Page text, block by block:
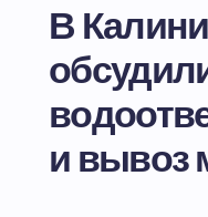
В
и вывоз